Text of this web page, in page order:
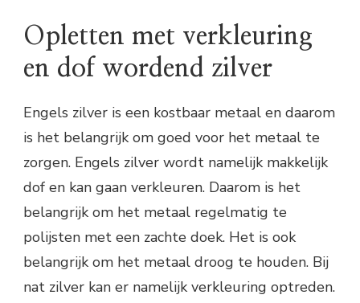
Opletten met verkleuring
en dof wordend zilver
Engels zilver is een kostbaar metaal en daarom
is het belangrijk om goed voor het metaal te
zorgen. Engels zilver wordt namelijk makkelijk
dof en kan gaan verkleuren. Daarom is het
belangrijk om het metaal regelmatig te
polijsten met een zachte doek. Het is ook
belangrijk om het metaal droog te houden. Bij
nat zilver kan er namelijk verkleuring optreden.